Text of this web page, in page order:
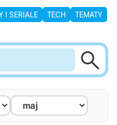
I SERIALE TECH TEMATY
